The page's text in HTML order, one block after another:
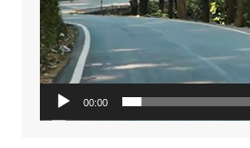
00:00